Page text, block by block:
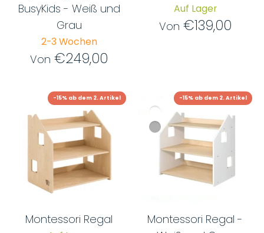
BusyKids - Weiß und
Grau
2-3 Wochen
Von €249,00
Auf Lager
Von €139,00
Montessori Regal
-15% ab dem 2. Artikel
Montessori Regal -
-15% ab dem 2. Artikel